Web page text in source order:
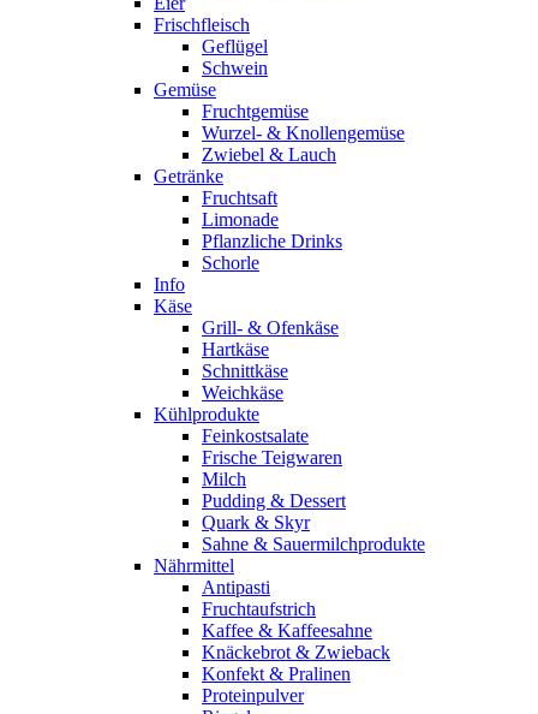
Frischfleisch
Geflügel
Schwein
Gemüse
Fruchtgemüse
Wurzel- & Knollengemüse
Zwiebel & Lauch
Getränke
Fruchtsaft
Limonade
Pflanzliche Drinks
Schorle
Info
Käse
Grill- & Ofenkäse
Hartkäse
Schnittkäse
Weichkäse
Kühlprodukte
Feinkostsalate
Frische Teigwaren
Milch
Pudding & Dessert
Quark & Skyr
Sahne & Sauermilchprodukte
Nährmittel
Antipasti
Fruchtaufstrich
Kaffee & Kaffeesahne
Knäckebrot & Zwieback
Konfekt & Pralinen
Proteinpulver